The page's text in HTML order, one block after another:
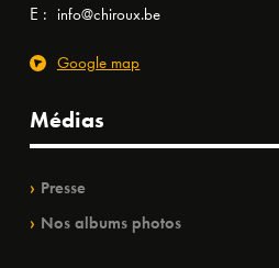
E : info@chiroux.be
Google map
Médias
Presse
Nos albums photos